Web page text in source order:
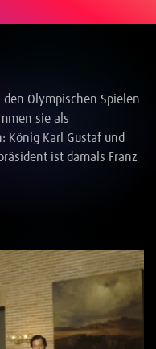
Olympischen Spielen
sie als
König Karl Gustaf und
ist damals Franz